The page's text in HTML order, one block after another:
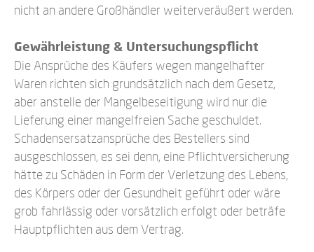
nicht an andere Großhändler weiterveräußert werden.
Gewährleistung & Untersuchungspflicht
Die Ansprüche des Käufers wegen mangelhafter
Waren richten sich grundsätzlich nach dem Gesetz,
aber anstelle der Mangelbeseitigung wird nur die
Lieferung einer mangelfreien Sache geschuldet.
Schadensersatzansprüche des Bestellers sind
ausgeschlossen, es sei denn, eine Pflichtversicherung
hätte zu Schäden in Form der Verletzung des Lebens,
des Körpers oder der Gesundheit geführt oder wäre
grob fahrlässig oder vorsätzlich erfolgt oder beträfe
Hauptpflichten aus dem Vertrag.